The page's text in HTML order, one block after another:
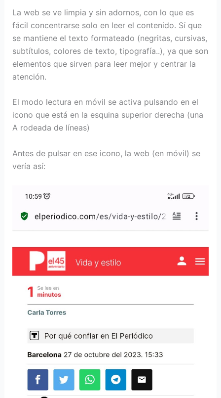
La web se ve limpia y sin adornos, con lo que es
fácil concentrarse solo en leer el contenido. Sí que
se mantiene el texto formateado (negritas, cursivas,
subtítulos, colores de texto, tipografía..), ya que son
elementos que sirven para leer mejor y centrar la
atención.
El modo lectura en móvil se activa pulsando en el
icono que está en la esquina superior derecha (una
A rodeada de líneas)
Antes de pulsar en ese icono, la web (en móvil) se
vería así: